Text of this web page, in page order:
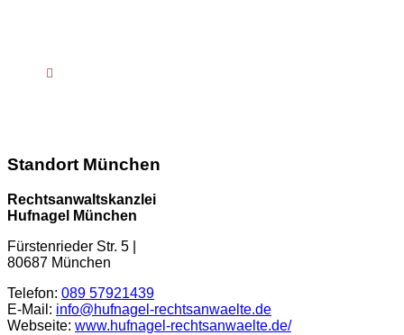
Standort München
Rechtsanwaltskanzlei
Hufnagel München
Fürstenrieder Str. 5
80687 München
Telefon: 089 57921439
E-Mail: info@hufnagel-rechtsanwaelte.de
Webseite: www.hufnagel-rechtsanwaelte.de/